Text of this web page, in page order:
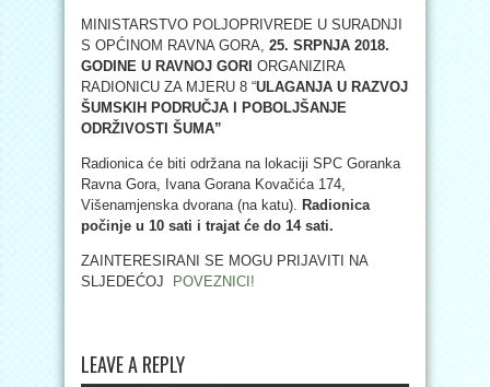
MINISTARSTVO POLJOPRIVREDE U SURADNJI
S OPĆINOM RAVNA GORA, 25. SRPNJA 2018.
GODINE U RAVNOJ GORI ORGANIZIRA
RADIONICU ZA MJERU 8 “ULAGANJA U RAZVOJ
ŠUMSKIH PODRUČJA I POBOLJŠANJE
ODRŽIVOSTI ŠUMA”
Radionica će biti održana na lokaciji SPC Goranka
Ravna Gora, Ivana Gorana Kovačića 174,
Višenamjenska dvorana (na katu). Radionica
počinje u 10 sati i trajat će do 14 sati.
ZAINTERESIRANI SE MOGU PRIJAVITI NA
SLJEDEĆOJ
POVEZNICI!
LEAVE A REPLY